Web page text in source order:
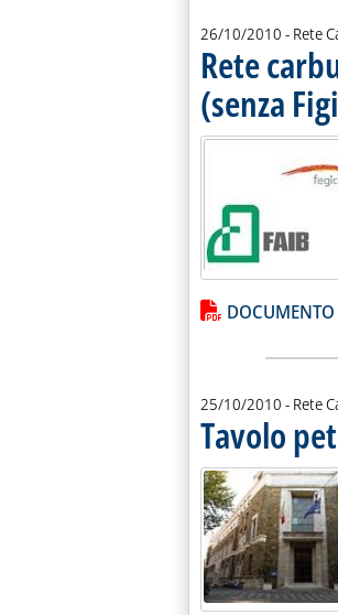
26/10/2010 - Rete
Rete
(senza
. Pubblicata martedì 26
Lista
25/10/2010 - Rete
Tavolo